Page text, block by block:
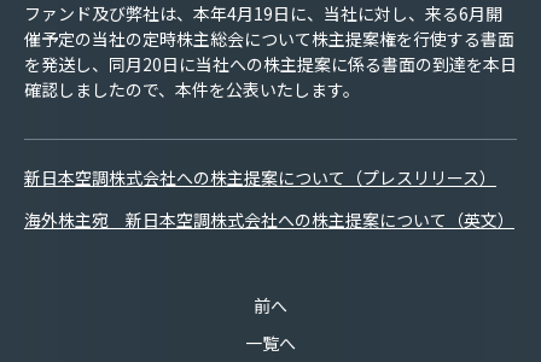
ファンド及び弊社は、本年4月19日に、当社に対し、来る6月開
催予定の当社の定時株主総会について株主提案権を行使する書面
を発送し、同月20日に当社への株主提案に係る書面の到達を本日
確認しましたので、本件を公表いたします。
新日本空調株式会社への株主提案について（プレスリリース）
海外株主宛 新日本空調株式会社への株主提案について（英文）
前へ
一覧へ